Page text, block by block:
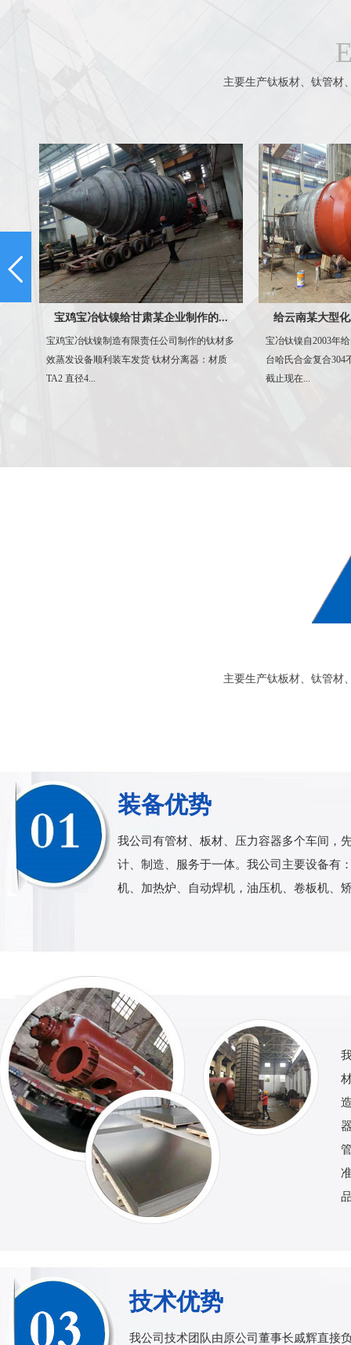
主要生产钛板材、钛管材
宝鸡宝冶钛镍给甘肃某企业制作的...
宝鸡宝冶钛镍制造有限责任公司制作的钛材多
效蒸发设备顺利装车发货 钛材分离器：材质
TA2 直径4...
给云南某大型
宝冶钛镍自2003年
台哈氏合金复合304
截止现在...
主要生产钛板材、钛管材
装备优势
我公司有管材、板材、压力容器多个车间，
计、制造、服务于一体。我公司主要设备有
机、加热炉、自动焊机，油压机、卷板机、
技术优势
我公司技术团队由原公司董事长戚辉直接